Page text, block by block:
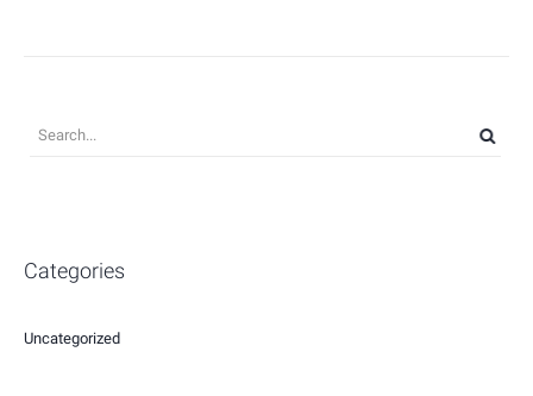
Categories
Uncategorized